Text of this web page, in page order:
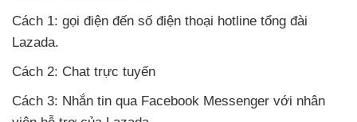
Cách 1: gọi điện đến số điện thoại hotline tổng đài
Lazada.
Cách 2: Chat trực tuyến
Cách 3: Nhắn tin qua Facebook Messenger với nhân